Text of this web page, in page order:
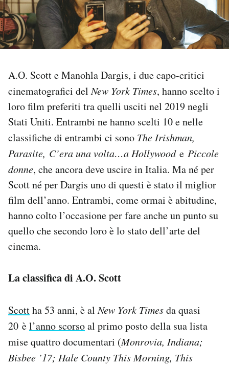
NEWSLETTER
I MIEI PREFERITI
SHOP
CALENDARIO
AREA PERSONALE
Area Personale
Newsletter
Notifiche mobile
Regala il Post
Hai bisogno di aiuto?
Esci
A.O. Scott e Manohla Dargis, i due capo-critici
cinematografici delNew York Times, hanno scelto i
loro film preferiti tra quelli usciti nel 2019 negli
Stati Uniti. Entrambi ne hanno scelti 10 e nelle
classifiche di entrambi ci sono The Irishman,
Parasite, C’era una volta…a Hollywood e Piccole
donne, che ancora deve uscire in Italia. Ma né per
Scott né per Dargis uno di questi è stato il miglior
film dell’anno. Entrambi, come ormai è abitudine,
hanno colto l’occasione per fare anche un punto su
quello che secondo loro è lo stato dell’arte del
cinema.
La classifica di A.O. Scott
Scottha 53 anni, è alNew York Timesda quasi
20 èl’anno scorsoal primo posto della sua lista
mise quattro documentari (Monrovia, Indiana;
Bisbee ’17; Hale County This Morning, This